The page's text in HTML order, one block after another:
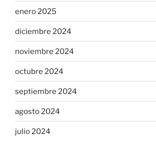
enero 2025
diciembre 2024
noviembre 2024
octubre 2024
septiembre 2024
agosto 2024
julio 2024